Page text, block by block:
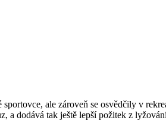
ale zároveň se osvědčily v
a dodává tak ještě lepší požitek z